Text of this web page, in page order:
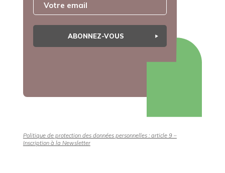
ABONNEZ-VOUS
Politique de protection des données personnelles : article 9 –
Inscription à la Newsletter